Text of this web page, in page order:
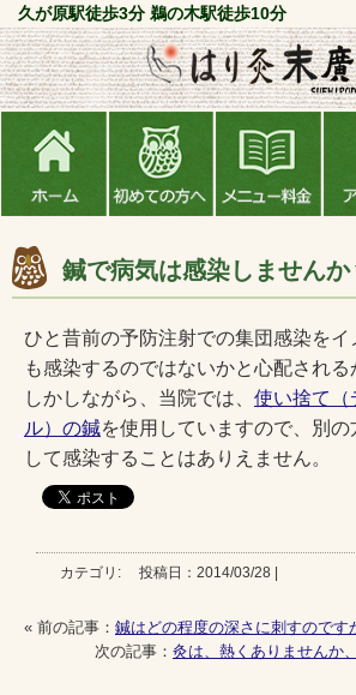
久が原駅徒歩3分 鵜の木駅徒歩10分
鍼で病気は感染しません
ひと昔前の予防注射での集団感染を
も感染するのではないかと心配される
しかしながら、当院では、 使い捨て（
ル）の鍼を使用していますので、別
して感染することはありえません。
カテゴリ: 投稿日：2014/03/28 |
« 前の記事： 鍼はどの程度の深さに刺すのです
次の記事： 灸は、熱くありませんか